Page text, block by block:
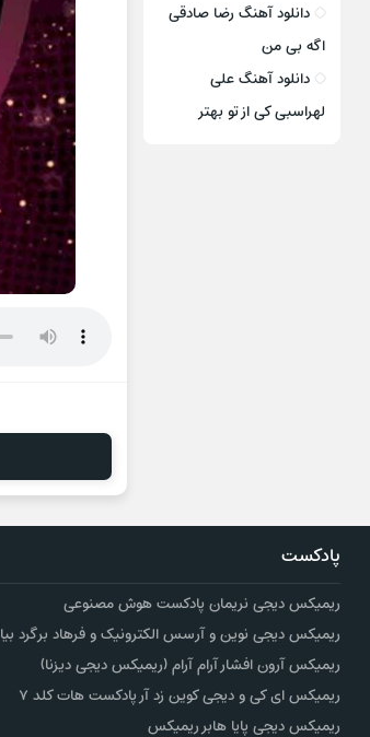
دانلود آهنگ رضا صادقی
اگه بی من
دانلود آهنگ علی
لهراسبی کی از تو ‌بهتر
پادکست
ریمیکس دیجی نریمان پادکست هوش مصنوعی
ریمیکس دیجی نوین و آرسس الکترونیک و فرهاد برگرد بیا
ریمیکس آرون افشار آرام آرام (ریمیکس دیجی دیزنا)
ریمیکس ای کی و دیجی کوین زد آر پادکست هات کلد ۷
ریمیکس دیجی پایا هابر ریمیکس